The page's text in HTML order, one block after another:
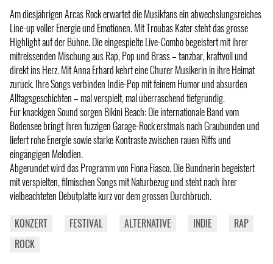
Am diesjährigen Arcas Rock erwartet die Musikfans ein abwechslungsreiches
Line-up voller Energie und Emotionen. Mit Troubas Kater steht das grosse
Highlight auf der Bühne. Die eingespielte Live-Combo begeistert mit ihrer
mitreissenden Mischung aus Rap, Pop und Brass – tanzbar, kraftvoll und
direkt ins Herz. Mit Anna Erhard kehrt eine Churer Musikerin in ihre Heimat
zurück. Ihre Songs verbinden Indie-Pop mit feinem Humor und absurden
Alltagsgeschichten – mal verspielt, mal überraschend tiefgründig.
Für knackigen Sound sorgen Bikini Beach: Die internationale Band vom
Bodensee bringt ihren fuzzigen Garage-Rock erstmals nach Graubünden und
liefert rohe Energie sowie starke Kontraste zwischen rauen Riffs und
eingängigen Melodien.
Abgerundet wird das Programm von Fiona Fiasco. Die Bündnerin begeistert
mit verspielten, filmischen Songs mit Naturbezug und steht nach ihrer
vielbeachteten Debütplatte kurz vor dem grossen Durchbruch.
KONZERT
FESTIVAL ALTERNATIVE INDIE
RAP
ROCK